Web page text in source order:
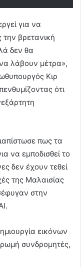
για να
βρετανική
δεν θα
λάβουν μέτρα»,
Κιρ
ότι
πως τα
να εμποδισθεί το
δεν έχουν τεθεί
της Μαλαισίας
στην
εικόνων
συνδρομητές,